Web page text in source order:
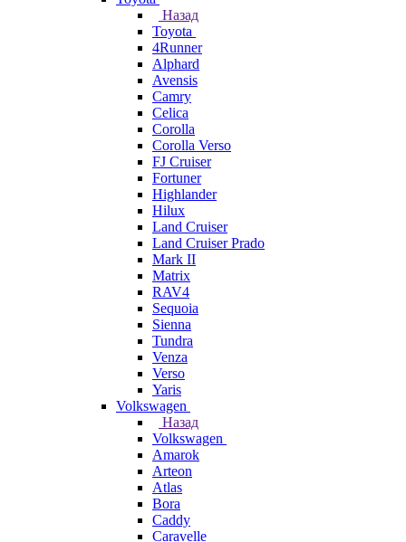
Назад
Toyota
4Runner
Alphard
Avensis
Camry
Celica
Corolla
Corolla Verso
FJ Cruiser
Fortuner
Highlander
Hilux
Land Cruiser
Land Cruiser Prado
Mark II
Matrix
RAV4
Sequoia
Sienna
Tundra
Venza
Verso
Yaris
Volkswagen
Назад
Volkswagen
Amarok
Arteon
Atlas
Bora
Caddy
Caravelle